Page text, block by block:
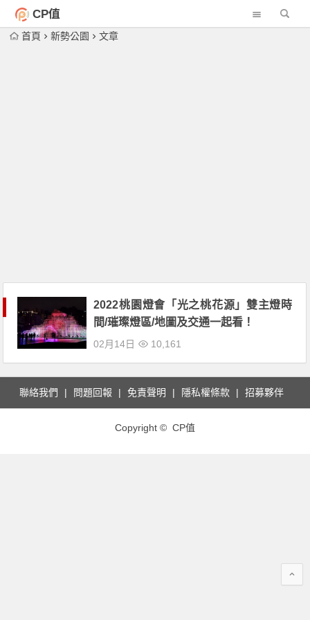
CP值
首頁 新勢公園 文章
2022桃園燈會「光之桃花源」雙主燈時
間/璀璨燈區/地圖及交通一起看！
02月14日 10,161
聯絡我們 問題回報 免責聲明 隱私權條款 招募夥伴
Copyright © CP值